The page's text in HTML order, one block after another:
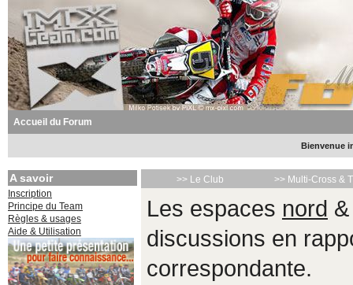
Accueil du Forum
Bienvenue
A savoir
Inscription
Principe du Team
Règles & usages
Aide & Utilisation
>> Le Club >> Multi-Cross &
Les espaces nord
discussions en
correspondante.